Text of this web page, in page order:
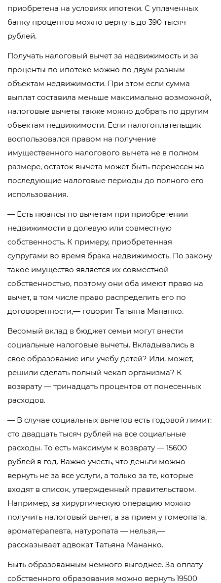
приобретена на условиях ипотеки. С уплаченных
банку процентов можно вернуть до 390 тысяч
рублей.
Получать налоговый вычет за недвижимость и за
проценты по ипотеке можно по двум разным
объектам недвижимости. При этом если сумма
выплат составила меньше максимально возможной,
налоговые вычеты также можно добрать по другим
объектам недвижимости. Если налогоплательщик
воспользовался правом на получение
имущественного налогового вычета не в полном
размере, остаток вычета может быть перенесен на
последующие налоговые периоды до полного его
использования.
— Есть нюансы по вычетам при приобретении
недвижимости в долевую или совместную
собственность. К примеру, приобретенная
супругами во время брака недвижимость. По закону
такое имущество является их совместной
собственностью, поэтому они оба имеют право на
вычет, в том числе право распределить его по
договоренности,— говорит Татьяна Мананко.
Весомый вклад в бюджет семьи могут внести
социальные налоговые вычеты. Вкладывались в
свое образование или учебу детей? Или, может,
решили сделать полный чекап организма? К
возврату — тринадцать процентов от понесенных
расходов.
— В случае социальных вычетов есть годовой лимит:
сто двадцать тысяч рублей на все социальные
расходы. То есть максимум к возврату — 15600
рублей в год. Важно учесть, что деньги можно
вернуть не за все услуги, а только за те, которые
входят в список, утвержденный правительством.
Например, за хирургическую операцию можно
получить налоговый вычет, а за прием у гомеопата,
ароматерапевта, натуропата — нельзя,—
рассказывает адвокат Татьяна Мананко.
Быть образованным немного выгоднее. За оплату
собственного образования можно вернуть 19500